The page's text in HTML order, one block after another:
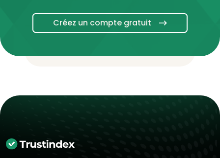
Créez un compte gratuit